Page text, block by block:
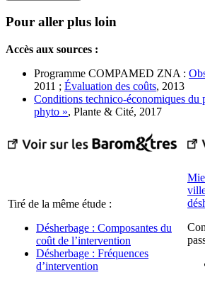
Pour aller plus loin
Accès aux sources :
Programme COMPAMED ZNA :
2011 ; Évaluation des coûts, 2013
Conditions technico-économiques du
phyto », Plante & Cité, 2017
Tiré de la même étude :
Désherbage : Composantes du
coût de l’intervention
Désherbage : Fréquences
d’intervention